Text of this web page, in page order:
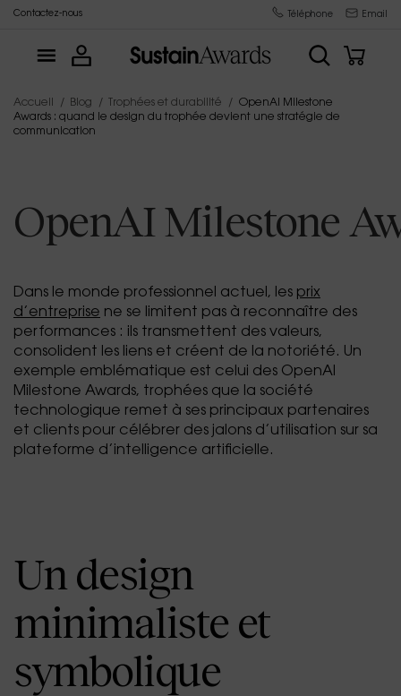
Contactez-nous
Fabricant de trophées depuis 2015 Téléphone Email
Accueil Blog Trophées et durabilité
OpenAI Milestone
Awards : quand le design du trophée devient une stratégie de
communication
OpenAI Milestone
Dans le monde professionnel actuel, les prix
d’entreprise ne se limitent pas à reconnaître des
performances : ils transmettent des valeurs,
consolident les liens et créent de la notoriété. Un
exemple emblématique est celui des OpenAI
Milestone Awards, trophées que la société
technologique remet à ses principaux partenaires
et clients pour célébrer des jalons d’utilisation sur sa
plateforme d’intelligence artificielle.
Un design
minimaliste et
symbolique